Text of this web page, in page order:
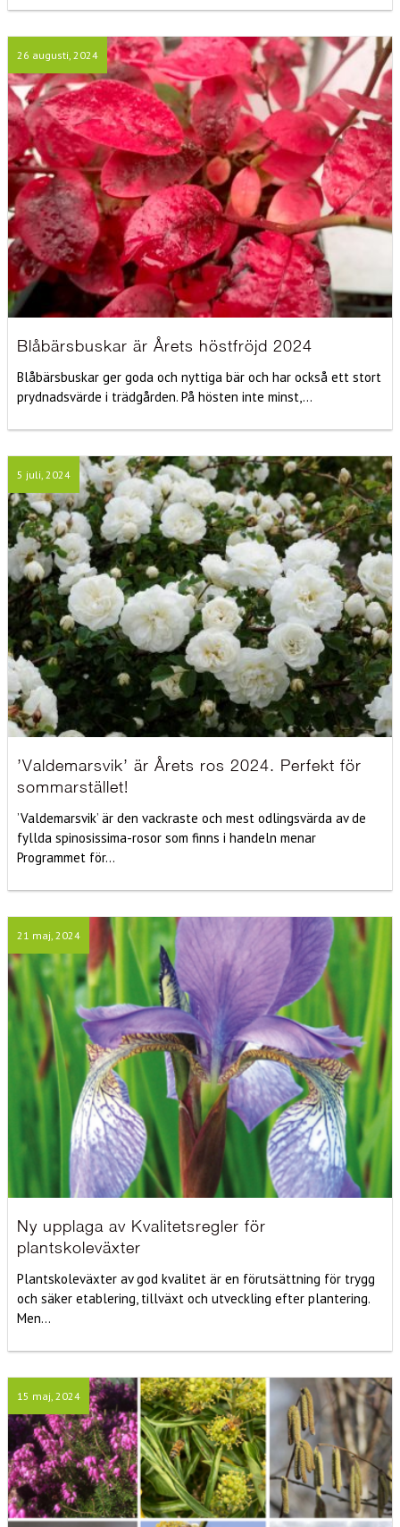
26 augusti, 2024
Blåbärsbuskar är Årets höstfröjd 2024
Blåbärsbuskar ger goda och nyttiga bär och har också ett stort
prydnadsvärde i trädgården. På hösten inte minst,...
5 juli, 2024
’Valdemarsvik’ är Årets ros 2024. Perfekt för
sommarstället!
’Valdemarsvik’ är den vackraste och mest odlingsvärda av de
fyllda spinosissima-rosor som finns i handeln menar
Programmet för...
21 maj, 2024
Ny upplaga av Kvalitetsregler för
plantskoleväxter
Plantskoleväxter av god kvalitet är en förutsättning för trygg
och säker etablering, tillväxt och utveckling efter plantering.
Men...
15 maj, 2024